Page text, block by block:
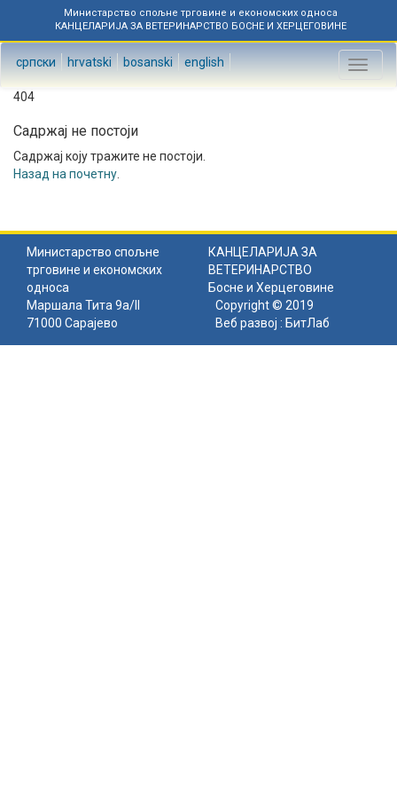
Министарство спољне трговине и економских односа
КАНЦЕЛАРИЈА ЗА ВЕТЕРИНАРСТВО БОСНЕ И ХЕРЦЕГОВИНЕ
српски hrvatski bosanski english
Toggle
404
Садржај не постоји
Садржај коју тражите не постоји.
Назад на почетну
Министарство спољне
трговине и економских
односа
КАНЦЕЛАРИЈА ЗА
ВЕТЕРИНАРСТВО
Босне и Херцеговине
Маршала Тита 9а/II
71000 Сарајево
Copyright © 2019
Веб развој : БитЛаб